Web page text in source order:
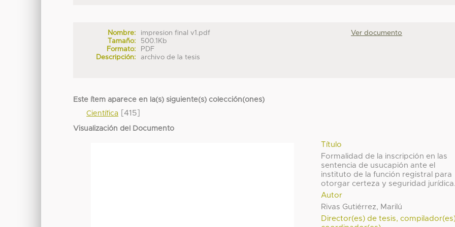
Nombre:
impresion final v1.pdf
Tamaño:
500.1Kb
Formato:
PDF
Descripción:
archivo de la tesis
Ver documento
Este ítem aparece en la(s) siguiente(s) colección(ones)
Científica [415]
Visualización del Documento
Título
Formalidad de la inscripción en las
sentencia de usucapión ante el
instituto de la función registral para
otorgar certeza y seguridad jurídica.
Autor
Rivas Gutiérrez, Marilú
Director(es) de tesis,